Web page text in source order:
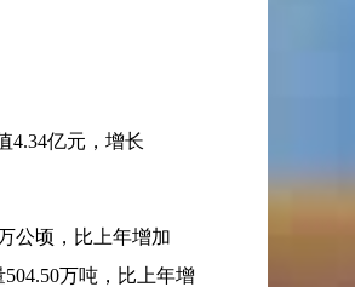
4.34亿元，增长
公顷，比上年增加
504.50万吨，比上年增